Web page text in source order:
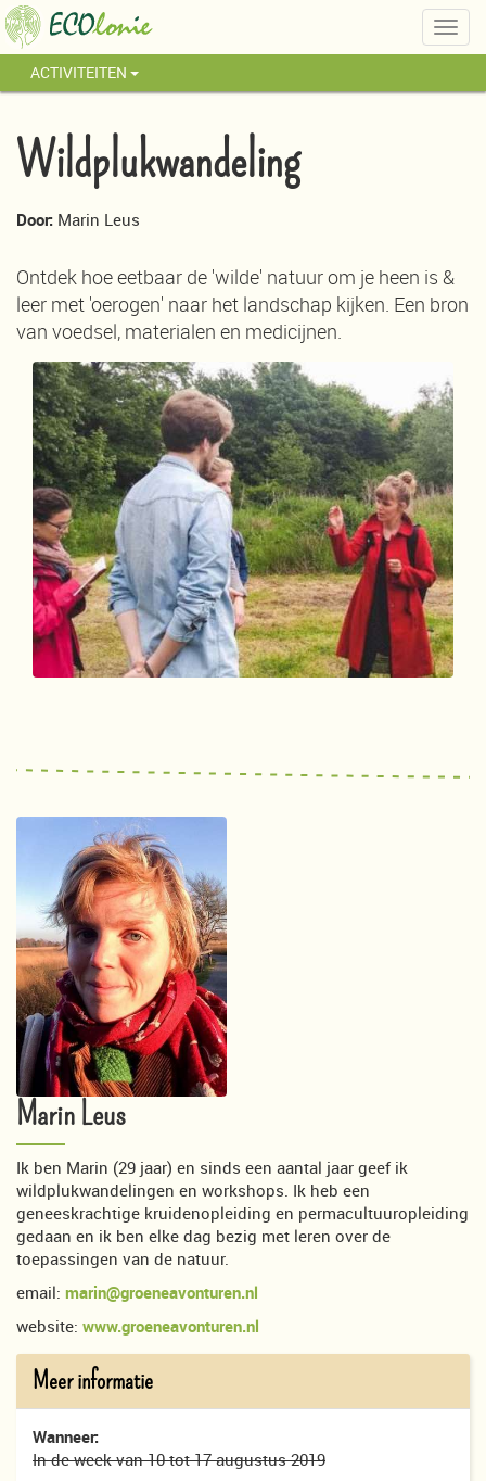
ACTIVITEITEN
Wildplukwandeling
Door: Marin Leus
Ontdek hoe eetbaar de 'wilde' natuur om je heen is &
leer met 'oerogen' naar het landschap kijken. Een bron
van voedsel, materialen en medicijnen.
Marin Leus
Ik ben Marin (29 jaar) en sinds een aantal jaar geef ik
wildplukwandelingen en workshops. Ik heb een
geneeskrachtige kruidenopleiding en permacultuuropleiding
gedaan en ik ben elke dag bezig met leren over de
toepassingen van de natuur.
email: marin@groeneavonturen.nl
website: www.groeneavonturen.nl
Meer informatie
Wanneer:
In de week van 10 tot 17 augustus 2019